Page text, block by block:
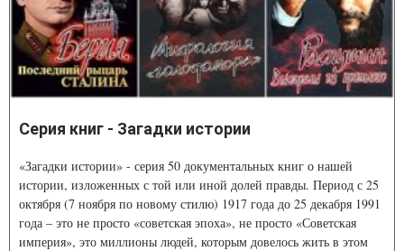
Серия книг - Загадки истории
«Загадки истории» - серия 50 документальных книг о нашей
истории, изложенных с той или иной долей правды. Период с 25
октября (7 ноября по новому стилю) 1917 года до 25 декабря 1991
года – это не просто «советская эпоха», не просто «Советская
империя», это миллионы людей, которым довелось жить в этом